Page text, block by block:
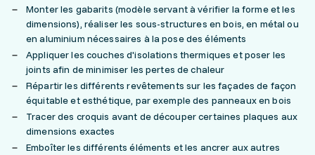
Monter les gabarits (modèle servant à vérifier la forme et les
dimensions), réaliser les sous-structures en bois, en métal ou
en aluminium nécessaires à la pose des éléments
Appliquer les couches d'isolations thermiques et poser les
joints afin de minimiser les pertes de chaleur
Répartir les différents revêtements sur les façades de façon
équitable et esthétique, par exemple des panneaux en bois
Tracer des croquis avant de découper certaines plaques aux
dimensions exactes
Emboîter les différents éléments et les ancrer aux autres